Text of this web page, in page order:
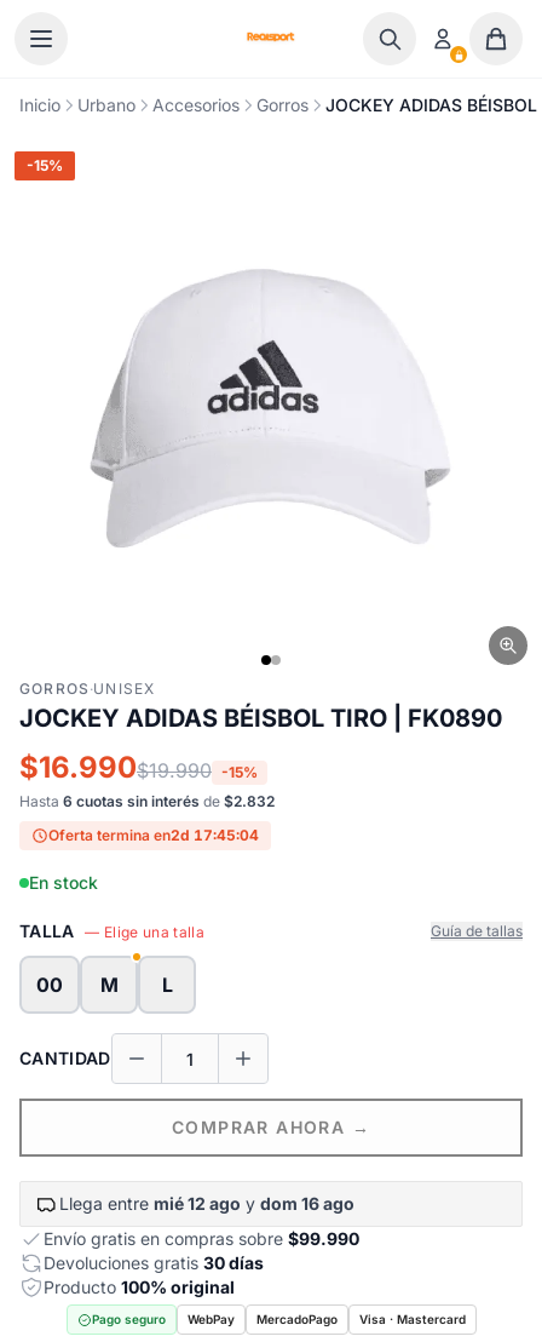
Inicio Urbano Accesorios Gorros JOCKEY ADIDAS
-15%
GORROS ·UNISEX
JOCKEY ADIDAS BÉISBOL TIRO | FK0890
$16.990$19.990 -15%
Hasta 6 cuotas sin interés de $2.832
Oferta termina en2d 17:45:04
En stock
TALLA — Elige una talla Guía de tallas
00 M L
CANTIDAD
COMPRAR AHORA →
Llega entre mié 12 ago y dom 16 ago
Envío gratis en compras sobre $99.990
Devoluciones gratis 30 días
Producto 100% original
Pago seguro WebPay MercadoPago Visa · Mastercard